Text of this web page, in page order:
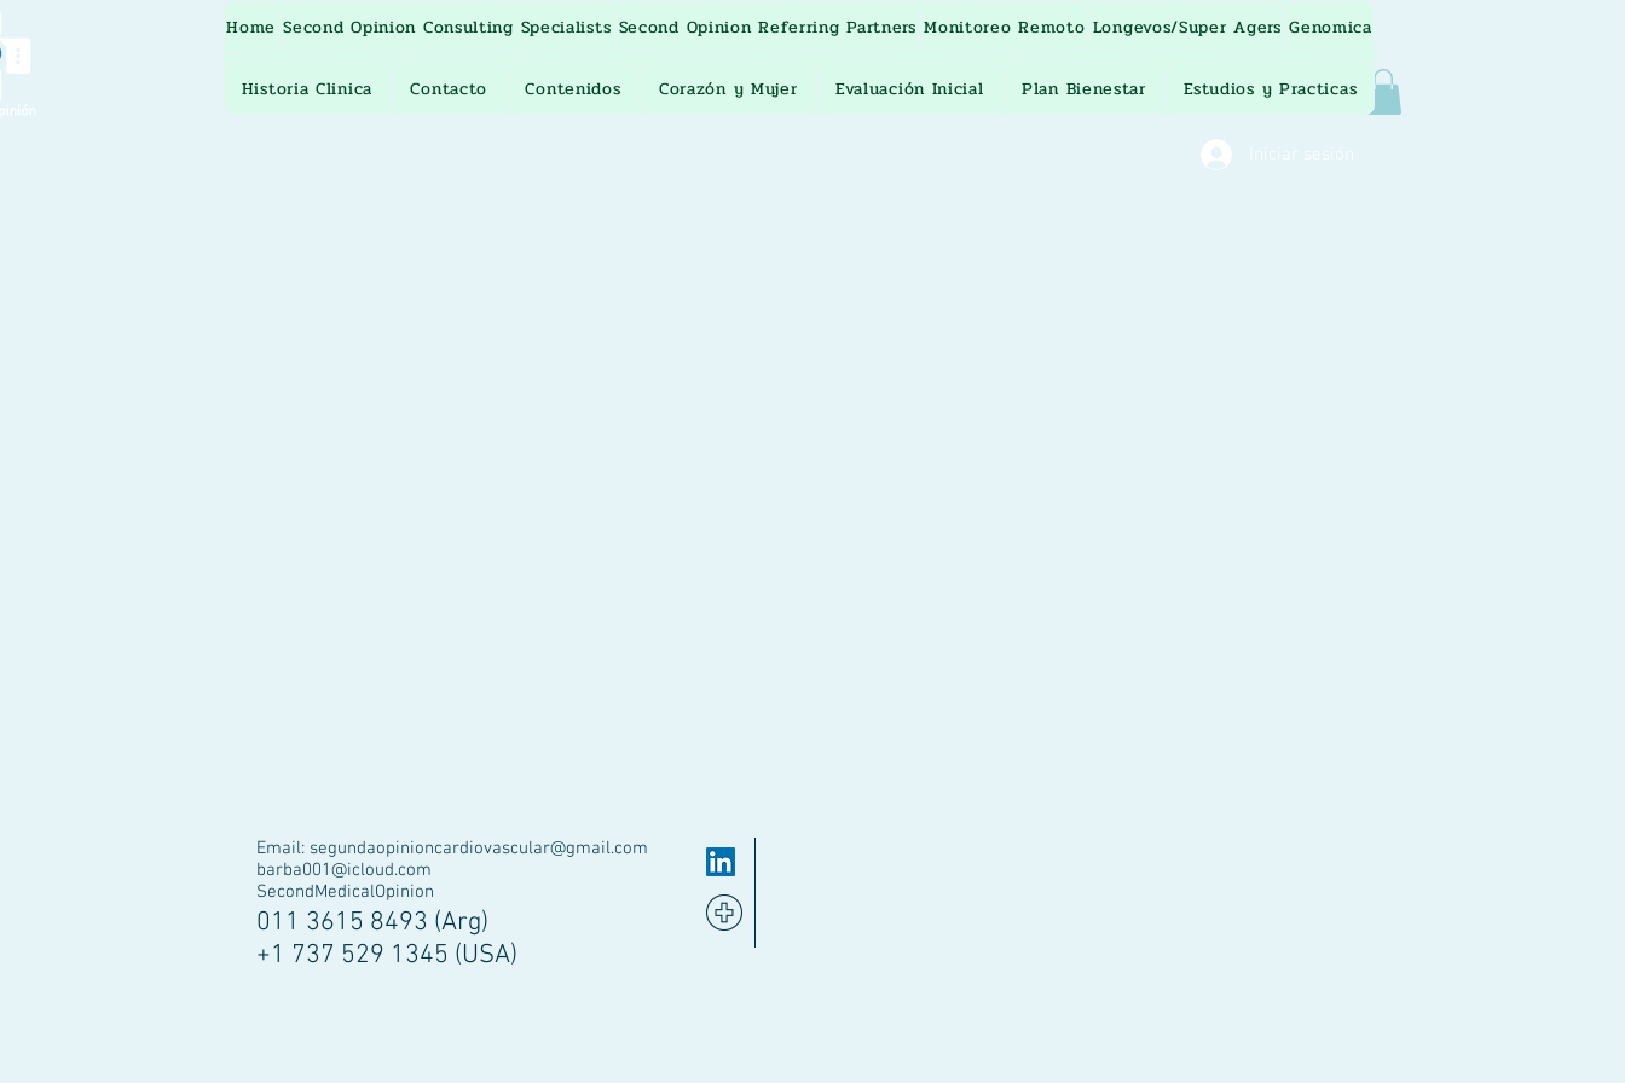
Home Second Opinion Consulting Specialists Second Opinion Referring Partners Monitoreo Remoto Longevos/Super Agers Genomica
Historia Clinica Contacto Contenidos Corazón y Mujer Evaluación Inicial Plan Bienestar Estudios y Practicas
Email: segundaopinioncardiovascular@gmail.com
barba001@icloud.com
SecondMedicalOpinion
011 3615 8493 (Arg)
+1 737 529 1345 (USA)